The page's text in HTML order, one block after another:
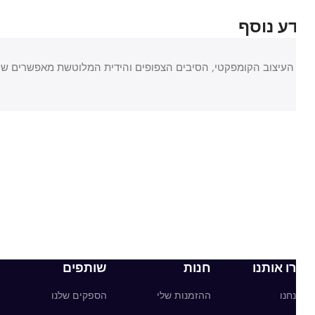
נוסף
העיצוב הקומפקטי, הסיבים הצפופים והידית המלוטשת מאפשרים
אותנו חנות
ההזמנות שלי
שותפים
הספקים שלנו